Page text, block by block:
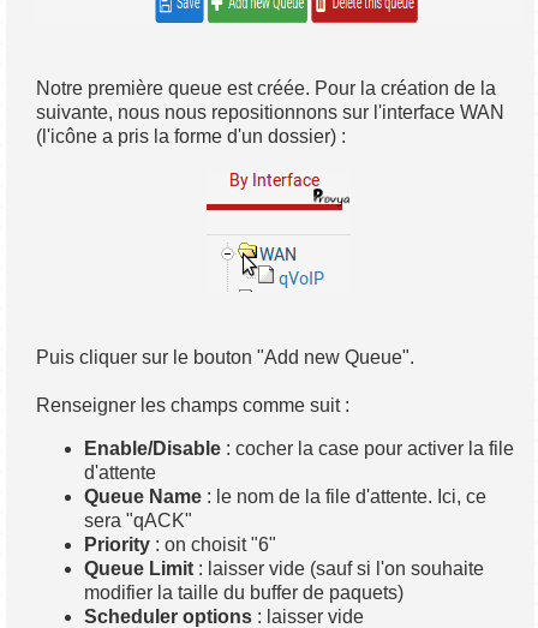
Notre première queue est créée. Pour la création de la
suivante, nous nous repositionnons sur l'interface WAN
(l'icône a pris la forme d'un dossier) :
Puis cliquer sur le bouton "Add new Queue".
Renseigner les champs comme suit :
Enable/Disable : cocher la case pour activer la file
d'attente
Queue Name : le nom de la file d'attente. Ici, ce
sera "qACK"
Priority : on choisit "6"
Queue Limit : laisser vide (sauf si l'on souhaite
modifier la taille du buffer de paquets)
Scheduler options : laisser vide